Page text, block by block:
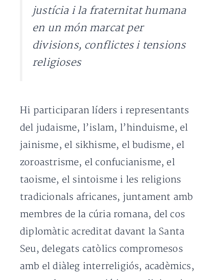
justícia i la fraternitat humana
en un món marcat per
divisions, conflictes i tensions
religioses
Hi participaran líders i representants
del judaisme, l’islam, l’hinduisme, el
jainisme, el sikhisme, el budisme, el
zoroastrisme, el confucianisme, el
taoisme, el sintoisme i les religions
tradicionals africanes, juntament amb
membres de la cúria romana, del cos
diplomàtic acreditat davant la Santa
Seu, delegats catòlics compromesos
amb el diàleg interreligiós, acadèmics,